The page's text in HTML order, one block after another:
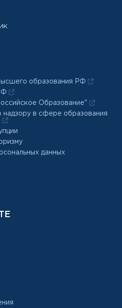
образования РФ
Образование"
в сфере образования
данных